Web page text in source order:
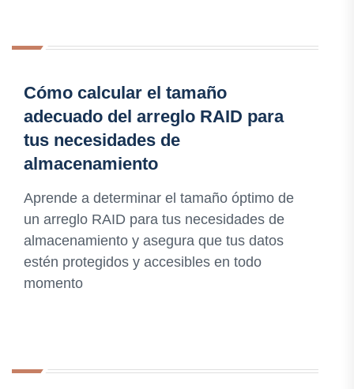
Cómo calcular el tamaño
adecuado del arreglo RAID para
tus necesidades de
almacenamiento
Aprende a determinar el tamaño óptimo de
un arreglo RAID para tus necesidades de
almacenamiento y asegura que tus datos
estén protegidos y accesibles en todo
momento